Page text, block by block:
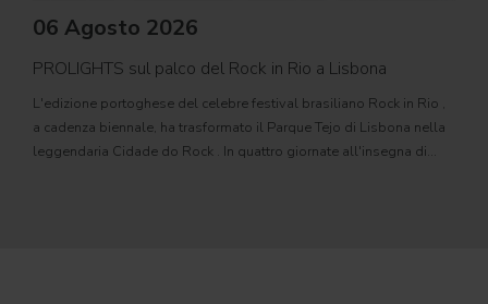
06 Agosto 2026
PROLIGHTS sul palco del Rock in Rio a Lisbona
L'edizione portoghese del celebre festival brasiliano Rock in Rio ,
a cadenza biennale, ha trasformato il Parque Tejo di Lisbona nella
leggendaria Cidade do Rock . In quattro giornate all'insegna di